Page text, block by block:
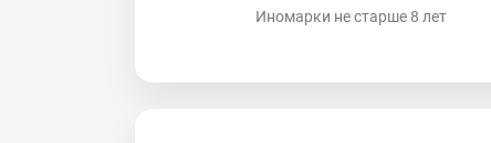
Иномарки не старше 8 лет